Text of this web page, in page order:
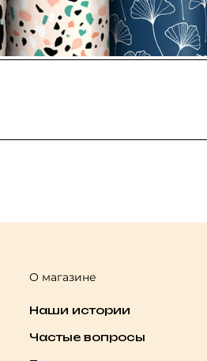
О магазине
Наши истории
Частые вопросы